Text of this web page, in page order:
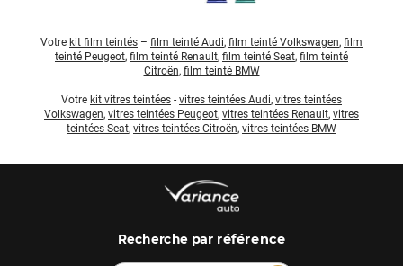
Votre kit film teintés – film teinté Audi, film teinté Volkswagen, film
teinté Peugeot, film teinté Renault, film teinté Seat, film teinté
Citroën, film teinté BMW
Votre kit vitres teintées - vitres teintées Audi, vitres teintées
Volkswagen, vitres teintées Peugeot, vitres teintées Renault, vitres
teintées Seat, vitres teintées Citroën, vitres teintées BMW
Recherchepar référence